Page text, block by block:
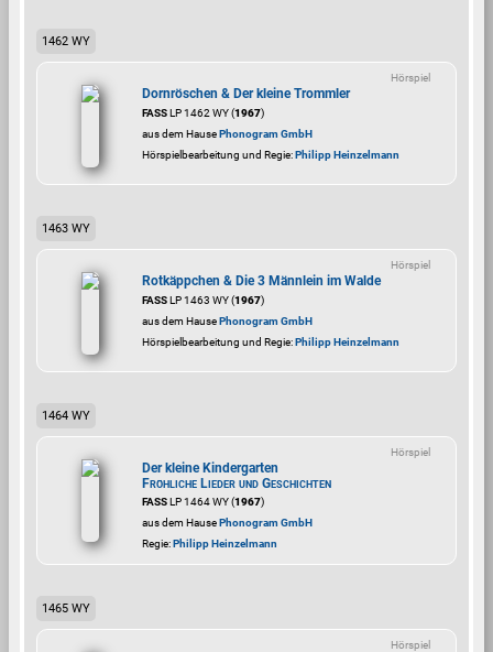
1462 WY
Hörspiel
Dornröschen & Der kleine Trommler
FASSLP 1462 WY (1967)
aus dem HausePhonogram GmbH
Hörspielbearbeitung und Regie:Philipp Heinzelmann
1463 WY
Hörspiel
Rotkäppchen & Die 3 Männlein im Walde
FASSLP 1463 WY (1967)
aus dem HausePhonogram GmbH
Hörspielbearbeitung und Regie:Philipp Heinzelmann
1464 WY
Hörspiel
Der kleine Kindergarten
Fröhliche Lieder und Geschichten
FASSLP 1464 WY (1967)
aus dem HausePhonogram GmbH
Regie:Philipp Heinzelmann
1465 WY
Hörspiel